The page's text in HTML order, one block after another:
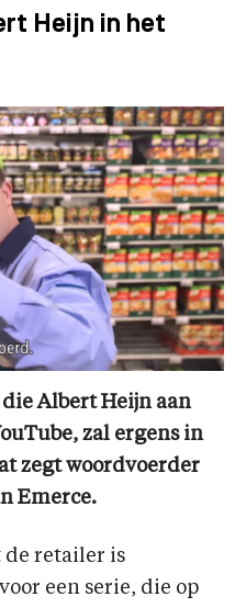
Heijn in het
Albert Heijn aan
zal ergens in
zegt woordvoerder
Emerce.
de retailer is
een serie, die op